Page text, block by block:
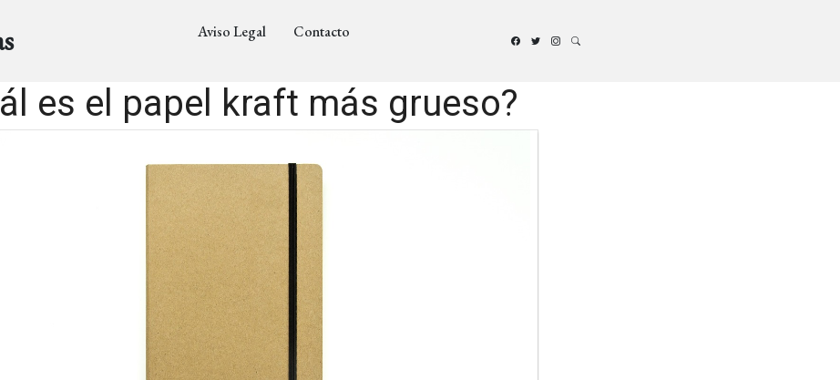
Aviso Legal Contacto
es el papel kraft más grueso?